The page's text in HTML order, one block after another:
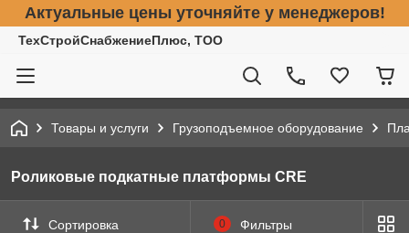
Актуальные цены уточняйте у менеджеров!
ТехСтройСнабжениеПлюс, ТОО
Товары и услуги Грузоподъемное оборудование
Роликовые подкатные платформы CRE
Сортировка 0 Фильтры